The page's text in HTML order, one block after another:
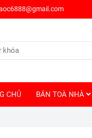
CHỦ BÁN TOÀ NHÀ